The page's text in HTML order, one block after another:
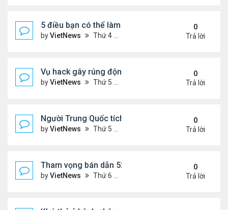
5 điều bạn có thể làm để thăng tiến sự nghiệp
byVietNews Thứ 4 Tháng 10 19, 2022 4:40 pm
0
Trả lời
Vụ hack gây rúng động Australia
byVietNews Thứ 5 Tháng 9 29, 2022 4:48 pm
0
Trả lời
Người Trung Quốc tích cực mua bán đồ hiệu cũ
byVietNews Thứ 5 Tháng 9 29, 2022 4:43 pm
0
Trả lời
Tham vọng bán dẫn 52 tỷ USD 'khó nhằn' của Mỹ
byVietNews Thứ 6 Tháng 8 19, 2022 5:14 pm
0
Trả lời